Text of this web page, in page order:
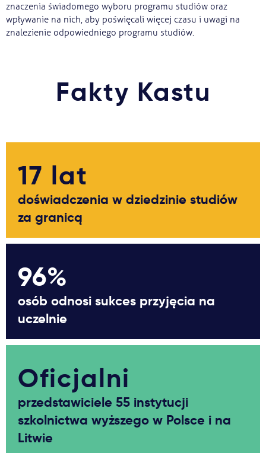
znaczenia świadomego wyboru programu studiów oraz
wpływanie na nich, aby poświęcali więcej czasu i uwagi na
znalezienie odpowiedniego programu studiów.
Fakty Kastu
17 lat
doświadczenia w dziedzinie studiów
za granicą
96%
osób odnosi sukces przyjęcia na
uczelnie
Oficjalni
przedstawiciele 55 instytucji
szkolnictwa wyższego w Polsce i na
Litwie